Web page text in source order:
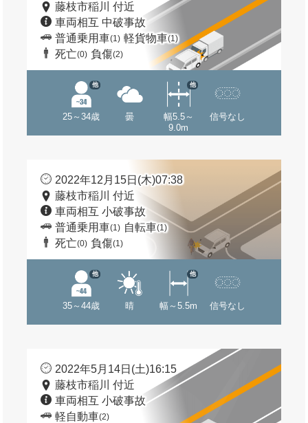
藤枝市稲川 付近
車両相互 中破事故
普通乗用車(1) 軽貨物車(1)
死亡(0) 負傷(2)
25～34歳
他
曇
幅5.5～
9.0m
他
信号なし
2022年12月15日(木)07:38
藤枝市稲川 付近
車両相互 小破事故
普通乗用車(1) 自転車(1)
死亡(0) 負傷(1)
35～44歳
他
晴 幅～5.5m
他
信号なし
2022年5月14日(土)16:15
藤枝市稲川 付近
車両相互 小破事故
軽自動車(2)